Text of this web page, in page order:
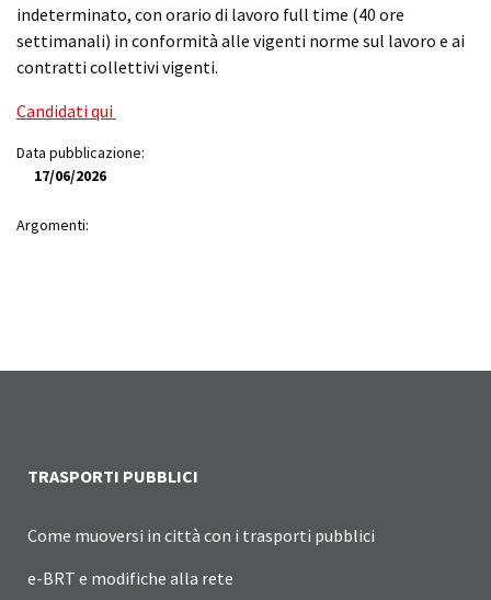
indeterminato, con orario di lavoro full time (40 ore
settimanali) in conformità alle vigenti norme sul lavoro e ai
contratti collettivi vigenti.
Candidati qui
Data pubblicazione:
17/06/2026
Argomenti:
TRASPORTI PUBBLICI
Come muoversi in città con i trasporti pubblici
e-BRT e modifiche alla rete